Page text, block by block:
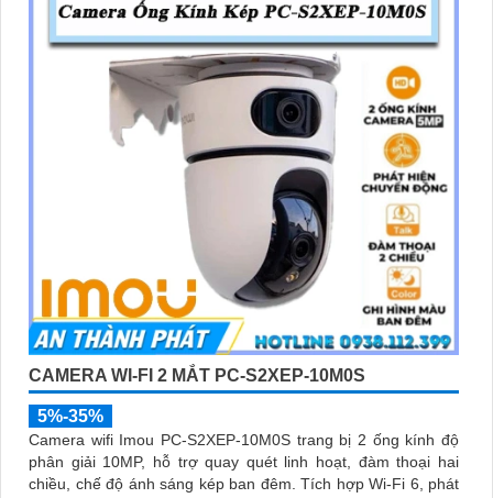
CAMERA WI-FI 2 MẮT PC-S2XEP-10M0S
5%-35%
Camera wifi Imou PC-S2XEP-10M0S trang bị 2 ống kính độ
phân giải 10MP, hỗ trợ quay quét linh hoạt, đàm thoại hai
chiều, chế độ ánh sáng kép ban đêm. Tích hợp Wi-Fi 6, phát